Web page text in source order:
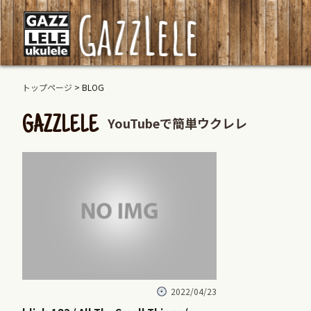
トップページ > BLOG
GAZZLELE YouTubeで簡単ウクレレ
2022/04/23